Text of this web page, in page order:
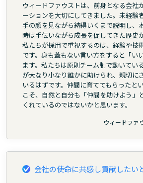
ウィードファウストは、前身となる会社
ーションを大切にしてきました。未経験
手の顔を見ながら納得いくまで説明し、
時は手伝いながら成長を促してきた歴史
私たちが採用で重視するのは、経験や技
です。身も蓋もない言い方をすると「い
ます。私たちは原則チーム制で動いてい
が大なり小なり誰かに助けられ、親切に
いるはずです。仲間に育ててもらったと
こそ、自然と自分も「仲間を助けよう」
くれているのではないかと思います。
ウィードファ
会社の使命に共感し貢献したい